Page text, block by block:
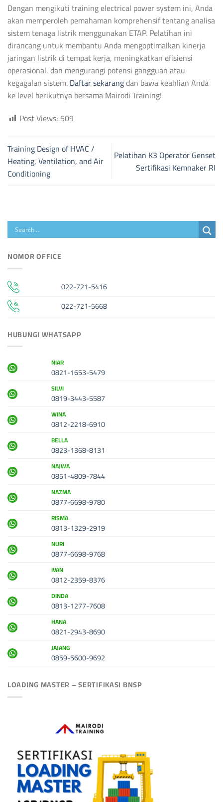
Dengan mengikuti training electrical power system ini, Anda
akan memperoleh pemahaman komprehensif tentang analisa
sistem tenaga listrik menggunakan ETAP. Pelatihan ini
dirancang untuk membantu Anda mengoptimalkan kinerja
jaringan listrik di tempat kerja, meningkatkan efisiensi
operasional, dan mengurangi potensi gangguan atau
kegagalan sistem.Daftar sekarangdan bawa keahlian Anda
ke level berikutnya bersama Mairodi Training!
Post Views: 509
Training Design of HVAC /
Heating, Ventilation, and Air
Conditioning
Pelatihan K3 Operator Genset
Sertifikasi Kemnaker RI
NOMOR OFFICE
022-721-5416
022-721-5668
HUBUNGI WHATSAPP
NIAR
0821-1653-5479
SILVI
0819-3443-5587
WINA
0812-2218-6910
BELLA
0823-1368-8131
NAJWA
0851-4809-7844
NAZMA
0877-6698-9780
RISMA
0813-1329-2919
NURI
0877-6698-9768
IVAN
0812-2359-8376
DINDA
0813-1277-7608
HANA
0821-2943-8690
JAJANG
0859-5600-9692
LOADING MASTER – SERTIFIKASI BNSP